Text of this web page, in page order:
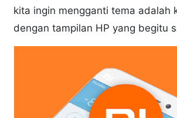
kita ingin mengganti tema adalah
dengan tampilan HP yang begitu